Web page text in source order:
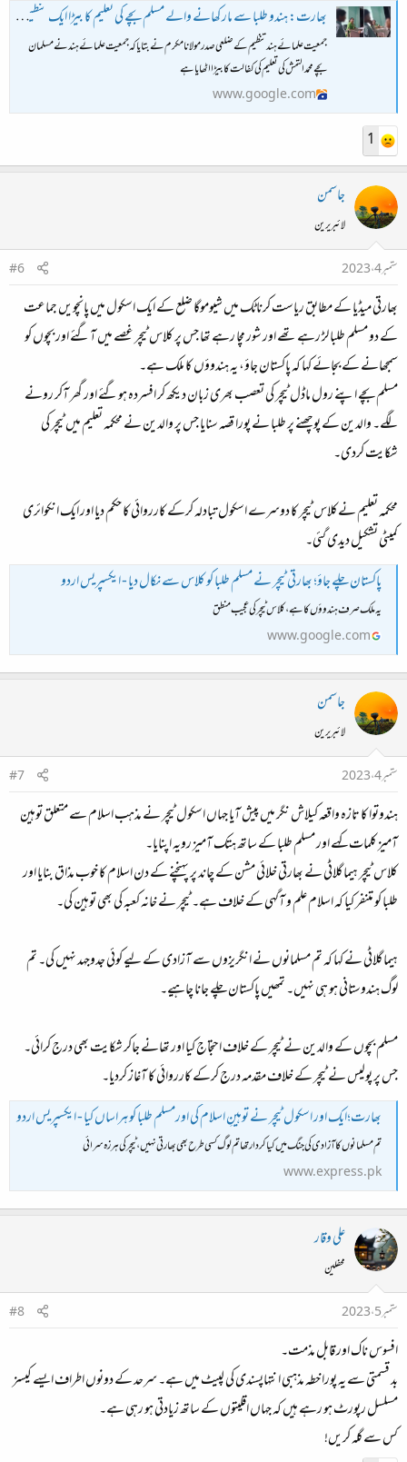
بھارت: ہندو طلبا سے مار کھانے والے مسلم بچے کی تعلیم کا بیڑا ایک تنظیم نے اٹھا لیا
جمعیت علمائے ہند تنظیم کے ضلعی صدر مولانا مکرم نے بتایا کہ جمعیت علمائے ہند نے مسلمان
بچے محمد التمش کی تعلیم کی کفالت کا بیڑا اٹھایا ہے
www.google.com
1
جاسمن
لائبریرین
ستمبر 4، 2023
#6
بھارتی میڈیا کے مطابق ریاست کرناٹک میں شیوموگا ضلع کے ایک اسکول میں پانچویں جماعت
کے دو مسلم طلبا لڑ رہے تھے اور شور مچا رہے تھا جس پر کلاس ٹیچر غصے میں آگئے اور بچوں کو
سمجھانے کے بجائے کہا کہ پاکستان جاؤ، یہ ہندوؤں کا ملک ہے۔
مسلم بچے اپنے رول ماڈل ٹیچر کی تعصب بھری زبان دیکھ کر افسردہ ہوگئے اور گھر آکر رونے
لگے۔ والدین کے پوچھنے پر طلبا نے پورا قصہ سنایا جس پر والدین نے محکمہ تعلیم میں ٹیچر کی
شکایت کردی۔
محکمہ تعلیم نےکلاس ٹیچر کا دوسرے اسکول تبادلہ کرکے کارروائی کا حکم دیا اور ایک انکوائری
کمیٹی تشکیل دیدی گئی۔
پاکستان چلے جاؤ؛ بھارتی ٹیچر نے مسلم طلبا کو کلاس سے نکال دیا - ایکسپریس اردو
یہ ملک صرف ہندوؤں کا ہے، کلاس ٹیچر کی عجیب منطق
www.google.com
جاسمن
لائبریرین
ستمبر 4، 2023
#7
ہندوتوا کا تازہ واقعہ کیلاش نگر میں پیش آیا جہاں اسکول ٹیچر نے مذہب اسلام سے متعلق توہین
آمیز کلمات کہے اور مسلم طلبا کے ساتھ ہتک آمیز رویہ اپنایا۔
کلاس ٹیچر ہیما گلاٹی نے بھارتی خلائی مشن کے چاند پر پہنچنے کے دن اسلام کا خوب مذاق بنایا اور
طلبا کو متنفر کیا کہ اسلام علم و آگہی کے خلاف ہے۔ ٹیچر نے خانہ کعبہ کی بھی توہین کی۔
ہیما گلاٹی نے کہا کہ تم مسلمانوں نے انگریزوں سے آزادی کے لیے کوئی جدوجہد نہیں کی۔ تم
لوگ ہندوستانی ہو ہی نہیں۔ تمھیں پاکستان چلے جانا چاہیے۔
مسلم بچوں کے والدین نے ٹیچر کے خلاف احتجاج کیا اور تھانے جاکر شکایت بھی درج کرائی۔
جس پر پولیس نے ٹیچر کے خلاف مقدمہ درج کرکے کارروائی کا آغاز کردیا۔
بھارت؛ایک اور اسکول ٹیچر نے توہینِ اسلام کی اورمسلم طلبا کو ہراساں کیا - ایکسپریس اردو
تم مسلمانوں کا آزادی کی جنگ میں کیا کردار تھا تم لوگ کسی طرح بھی بھارتی نہیں، ٹیچر کی ہرزہ سرائی
www.express.pk
علی وقار
محفلین
ستمبر 5، 2023
#8
افسوس ناک اور قابل مذمت۔
بد قسمتی سے یہ پورا خطہ مذہبی انتہاپسندی کی لپیٹ میں ہے۔ سرحد کے دونوں اطراف ایسے کیسز
مسلسل رپورٹ ہو رہے ہیں کہ جہاں اقلیتوں کے ساتھ زیادتی ہو رہی ہے۔
کس سے گلہ کریں!